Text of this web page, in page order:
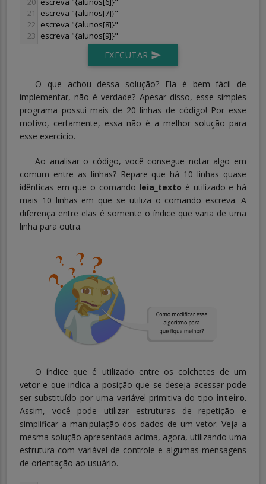
21
escreva "{alunos[7]}"
22 escreva "{alunos[8]}"
23 escreva "{alunos[9]}"
EXECUTAR send
O que achou dessa solução? Ela é bem fácil de
implementar, não é verdade? Apesar disso, esse simples
programa possui mais de 20 linhas de código! Por esse
motivo, certamente, essa não é a melhor solução para
esse exercício.
Ao analisar o código, você consegue notar algo em
comum entre as linhas? Repare que há 10 linhas quase
idênticas em que o comando leia_texto é utilizado e há
mais 10 linhas em que se utiliza o comando escreva. A
diferença entre elas é somente o índice que varia de uma
linha para outra.
O índice que é utilizado entre os colchetes de um
vetor e que indica a posição que se deseja acessar pode
ser substituído por uma variável primitiva do tipo inteiro.
Assim, você pode utilizar estruturas de repetição e
simplificar a manipulação dos dados de um vetor. Veja a
mesma solução apresentada acima, agora, utilizando uma
estrutura com variável de controle e algumas mensagens
de orientação ao usuário.